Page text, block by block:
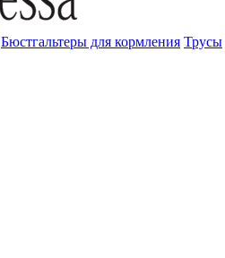
Бюстгальтеры для кормления Трусы